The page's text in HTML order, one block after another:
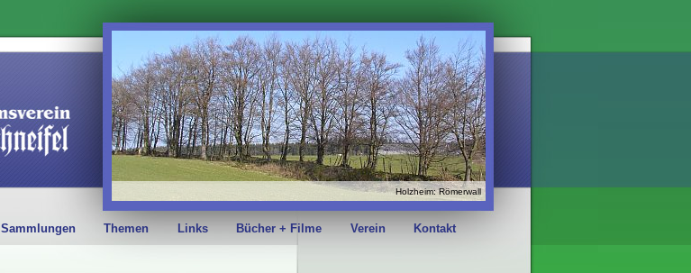
Holzheim: Römerwall
Sammlungen Themen Links Bücher + Filme Verein Kontakt